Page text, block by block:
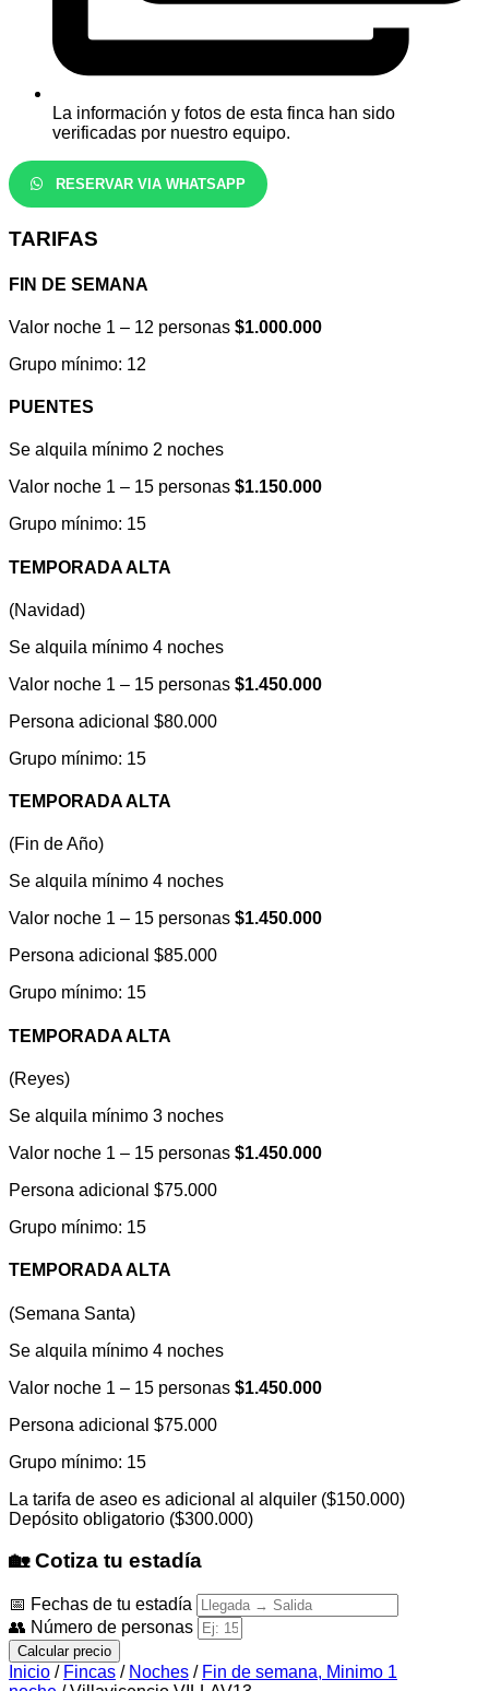
La información y fotos de esta finca han sido
verificadas por nuestro equipo.
RESERVAR VIA WHATSAPP
TARIFAS
FIN DE SEMANA
Valor noche 1 – 12 personas $1.000.000
Grupo mínimo: 12
PUENTES
Se alquila mínimo 2 noches
Valor noche 1 – 15 personas $1.150.000
Grupo mínimo: 15
TEMPORADA ALTA
(Navidad)
Se alquila mínimo 4 noches
Valor noche 1 – 15 personas $1.450.000
Persona adicional $80.000
Grupo mínimo: 15
TEMPORADA ALTA
(Fin de Año)
Se alquila mínimo 4 noches
Valor noche 1 – 15 personas $1.450.000
Persona adicional $85.000
Grupo mínimo: 15
TEMPORADA ALTA
(Reyes)
Se alquila mínimo 3 noches
Valor noche 1 – 15 personas $1.450.000
Persona adicional $75.000
Grupo mínimo: 15
TEMPORADA ALTA
(Semana Santa)
Se alquila mínimo 4 noches
Valor noche 1 – 15 personas $1.450.000
Persona adicional $75.000
Grupo mínimo: 15
La tarifa de aseo es adicional al alquiler ($150.000)
Depósito obligatorio ($300.000)
🏡 Cotiza tu estadía
📅 Fechas de tu estadía
👥 Número de personas
Calcular precio
Inicio / Fincas / Noches / Fin de semana, Minimo 1